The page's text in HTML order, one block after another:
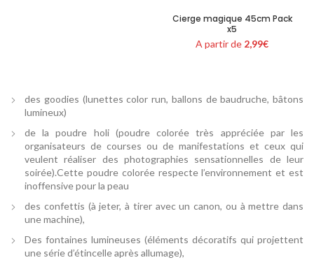
Cierge magique 45cm Pack
x5
A partir de 2,99€
des goodies (lunettes color run, ballons de baudruche, bâtons
lumineux)
de la poudre holi (poudre colorée très appréciée par les
organisateurs de courses ou de manifestations et ceux qui
veulent réaliser des photographies sensationnelles de leur
soirée).Cette poudre colorée respecte l’environnement et est
inoffensive pour la peau
des confettis (à jeter, à tirer avec un canon, ou à mettre dans
une machine),
Des fontaines lumineuses (éléments décoratifs qui projettent
une série d’étincelle après allumage),